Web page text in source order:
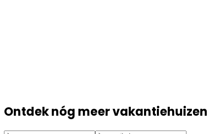
Ontdek nóg meer vakantiehuizen